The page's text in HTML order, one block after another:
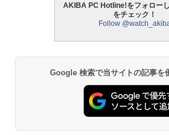
AKIBA PC Hotline!をフォロー
をチェック！
Follow
Google 検索で当サイトの記事を